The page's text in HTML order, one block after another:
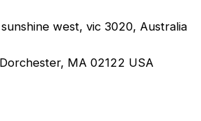
west, vic 3020, Australia
MA 02122 USA